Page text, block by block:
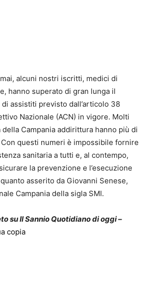
alcuni nostri iscritti, medici di
hanno superato di gran lunga il
assistiti previsto dall’articolo 38
Nazionale (ACN) in vigore. Molti
Campania addirittura hanno più di
questi numeri è impossibile fornire
sanitaria a tutti e, al contempo,
la prevenzione e l’esecuzione
asserito da Giovanni Senese,
Campania della sigla SMI.
su Il Sannio Quotidiano di oggi –
copia